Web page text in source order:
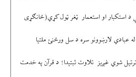
د استکبار او استعمار ټغر ټول کړي(ځانګړی
عبادي لارښوونو سره د سل ورځنئ ملتیا
شوي غږیز تلاوت ثبتیدا؛ د قرآن په خدمت